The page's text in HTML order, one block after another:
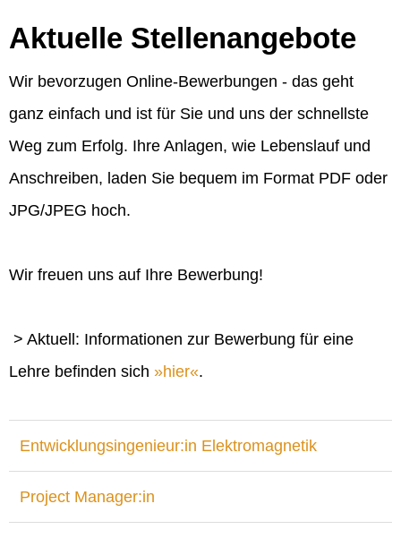
Aktuelle Stellenangebote
Wir bevorzugen Online-Bewerbungen - das geht
ganz einfach und ist für Sie und uns der schnellste
Weg zum Erfolg. Ihre Anlagen, wie Lebenslauf und
Anschreiben, laden Sie bequem im Format PDF oder
JPG/JPEG hoch.
Wir freuen uns auf Ihre Bewerbung!
> Aktuell: Informationen zur Bewerbung für eine
Lehre befinden sich
hier .
Entwicklungsingenieur:in Elektromagnetik
Project Manager:in